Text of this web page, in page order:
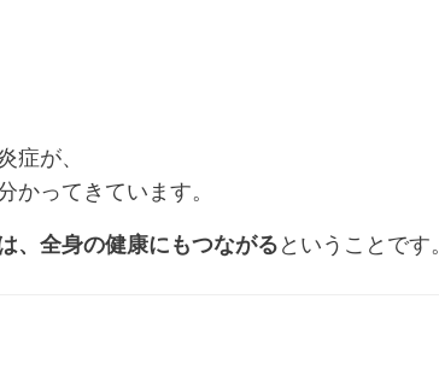
が、
ってきています。
、全身の健康にもつながるということです。